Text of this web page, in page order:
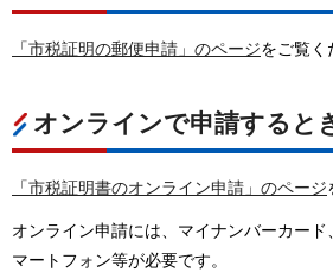
「市税証明の郵便申請」のページをご覧く
オンラインで申請すると
「市税証明書のオンライン申請」のページ
オンライン申請には、マイナンバーカー
マートフォン等が必要です。